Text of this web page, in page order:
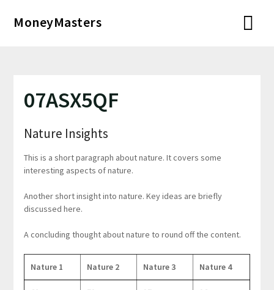
MoneyMasters
07ASX5QF
Nature Insights
This is a short paragraph about nature. It covers some
interesting aspects of nature.
Another short insight into nature. Key ideas are briefly
discussed here.
A concluding thought about nature to round off the content.
Nature 1 Nature 2 Nature 3 Nature 4